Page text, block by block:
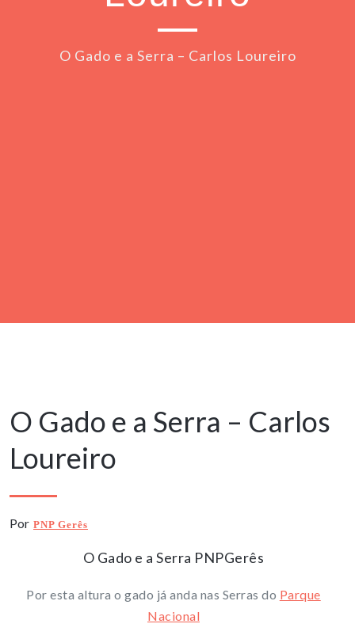
O Gado e a Serra – Carlos Loureiro
O Gado e a Serra – Carlos
Loureiro
Por PNP Gerês
O Gado e a Serra PNPGerês
Por esta altura o gado já anda nas Serras do Parque
Nacional